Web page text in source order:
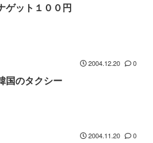
ゲット１００円
2004.12.20 0
国のタクシー
2004.11.20 0